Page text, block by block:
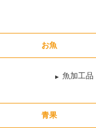
お魚
魚加工品
青果